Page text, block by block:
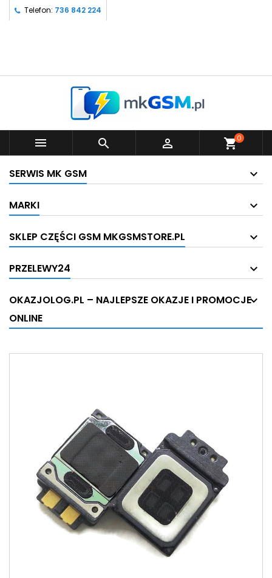
Telefon: 736 842 224
   shopping_cart0
SERWIS MK GSM
MARKI
SKLEP CZĘŚCI GSM MKGSMSTORE.PL
PRZELEWY24
OKAZJOLOG.PL – NAJLEPSZE OKAZJE I PROMOCJE
ONLINE